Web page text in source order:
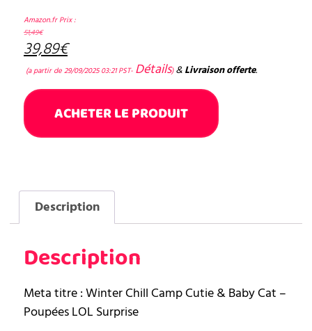
Amazon.fr Prix :
51,49€
39,89€
(a partir de 29/09/2025 03:21 PST- Détails) & Livraison offerte.
ACHETER LE PRODUIT
Description
Description
Meta titre : Winter Chill Camp Cutie & Baby Cat –
Poupées LOL Surprise